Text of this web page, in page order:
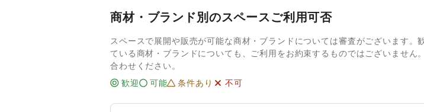
商材・ブランド別のスペースご利用可否
スペースで展開や販売が可能な商材・ブランドについては審査がございます。
ている商材・ブランドについても、ご利用をお約束するものではございません
合わせください。
歓迎
可能 条件あり 不可